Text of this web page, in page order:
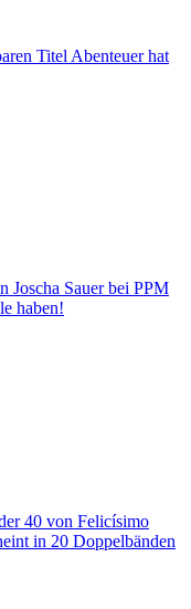
Titel Abenteuer hat
Sauer bei PPM
haben!
40 von Felicísimo
in 20 Doppelbänden